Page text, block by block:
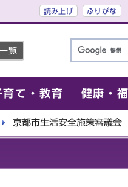
読み上げ ふりがな
覧
育て・教育 健康・
京都市生活安全施策審議会